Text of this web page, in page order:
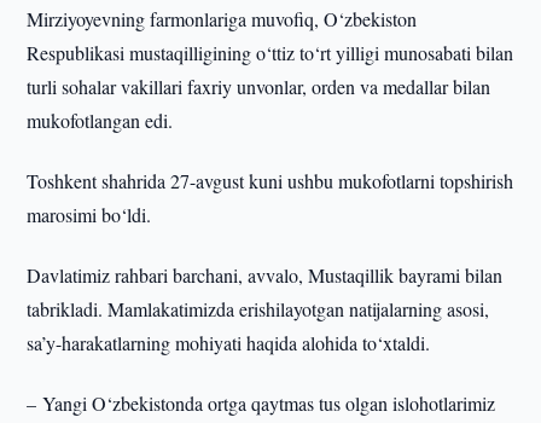
Mirziyoyevning farmonlariga muvofiq, O‘zbekiston
Respublikasi mustaqilligining o‘ttiz to‘rt yilligi munosabati bilan
turli sohalar vakillari faxriy unvonlar, orden va medallar bilan
mukofotlangan edi.
Toshkent shahrida 27-avgust kuni ushbu mukofotlarni topshirish
marosimi bo‘ldi.
Davlatimiz rahbari barchani, avvalo, Mustaqillik bayrami bilan
tabrikladi. Mamlakatimizda erishilayotgan natijalarning asosi,
sa’y-harakatlarning mohiyati haqida alohida to‘xtaldi.
– Yangi O‘zbekistonda ortga qaytmas tus olgan islohotlarimiz